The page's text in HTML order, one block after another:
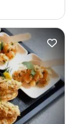
Du buffet